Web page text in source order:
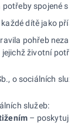
spojené s
dítě jako
pohřeb
životní
o sociálních
služeb:
– poskytují